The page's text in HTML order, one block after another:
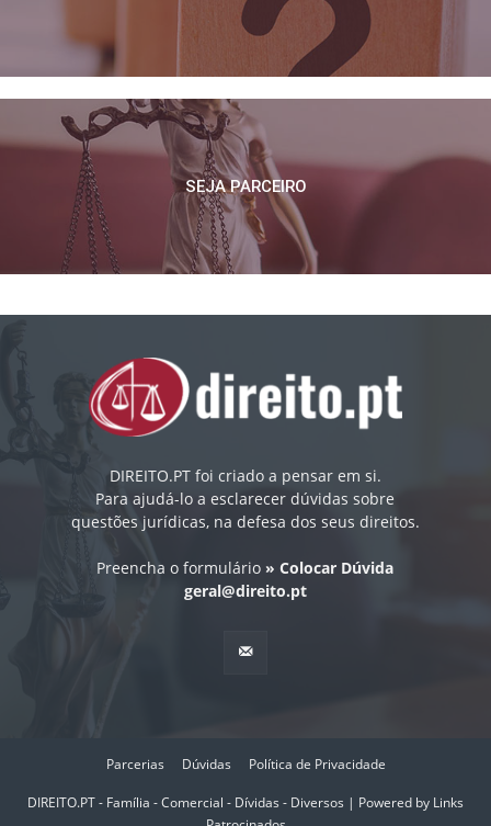
SEJA PARCEIRO
DIREITO.PT foi criado a pensar em si.
Para ajudá-lo a esclarecer dúvidas sobre
questões jurídicas, na defesa dos seus direitos.
Preencha o formulário » Colocar Dúvida
geral@direito.pt
Parcerias Dúvidas Política de Privacidade
DIREITO.PT - Família - Comercial - Dívidas - Diversos | Powered by Links